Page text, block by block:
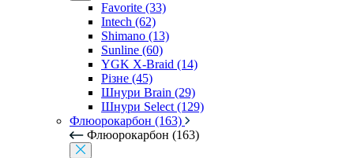
Favorite (33)
Intech (62)
Shimano (13)
Sunline (60)
YGK X-Braid (14)
Різне (45)
Шнури Brain (29)
Шнури Select (129)
Флюорокарбон (163)
Флюорокарбон (163)